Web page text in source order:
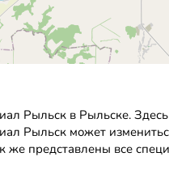
Рыльск в Рыльске.
Рыльск может
же представлены все